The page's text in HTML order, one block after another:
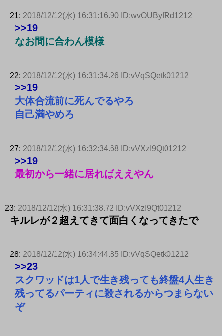
21: 2018/12/12(水) 16:31:16.90 ID:wvOUByfRd1212
>>19
なお間に合わん模様
22: 2018/12/12(水) 16:31:34.26 ID:vVqSQetk01212
>>19
大体合流前に死んでるやろ
自己満やめろ
27: 2018/12/12(水) 16:32:34.68 ID:vVXzI9Qt01212
>>19
最初から一緒に居ればええやん
23: 2018/12/12(水) 16:31:38.72 ID:vVXzI9Qt01212
キルレが２超えてきて面白くなってきたで
28: 2018/12/12(水) 16:34:44.85 ID:vVqSQetk01212
>>23
スクワッドは1人で生き残っても終盤4人生き
残ってるパーティに殺されるからつまらない
ぞ